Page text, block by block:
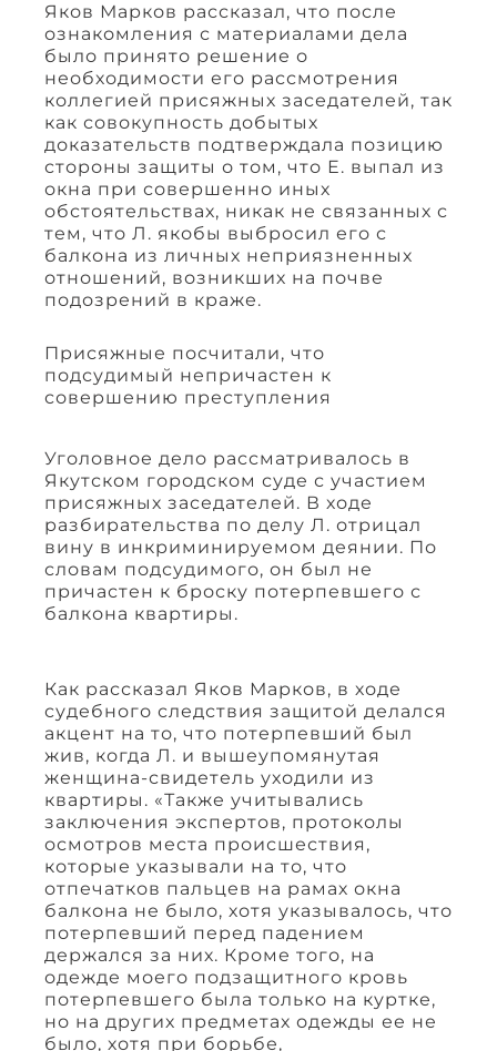
Яков Марков рассказал, что после
ознакомления с материалами дела
было принято решение о
необходимости его рассмотрения
коллегией присяжных заседателей, так
как совокупность добытых
доказательств подтверждала позицию
стороны защиты о том, что Е. выпал из
окна при совершенно иных
обстоятельствах, никак не связанных с
тем, что Л. якобы выбросил его с
балкона из личных неприязненных
отношений, возникших на почве
подозрений в краже.
Присяжные посчитали, что
подсудимый непричастен к
совершению преступления
Уголовное дело рассматривалось в
Якутском городском суде с участием
присяжных заседателей. В ходе
разбирательства по делу Л. отрицал
вину в инкриминируемом деянии. По
словам подсудимого, он был не
причастен к броску потерпевшего с
балкона квартиры.
Как рассказал Яков Марков, в ходе
судебного следствия защитой делался
акцент на то, что потерпевший был
жив, когда Л. и вышеупомянутая
женщина-свидетель уходили из
квартиры. «Также учитывались
заключения экспертов, протоколы
осмотров места происшествия,
которые указывали на то, что
отпечатков пальцев на рамах окна
балкона не было, хотя указывалось, что
потерпевший перед падением
держался за них. Кроме того, на
одежде моего подзащитного кровь
потерпевшего была только на куртке,
но на других предметах одежды ее не
было, хотя при борьбе,